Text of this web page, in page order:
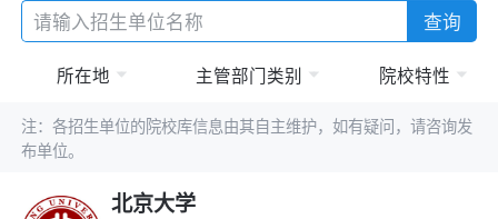
查询
所在地 主管部门类别 院校特性
注：各招生单位的院校库信息由其自主维护，如有疑问，请咨询发
布单位。
北京大学